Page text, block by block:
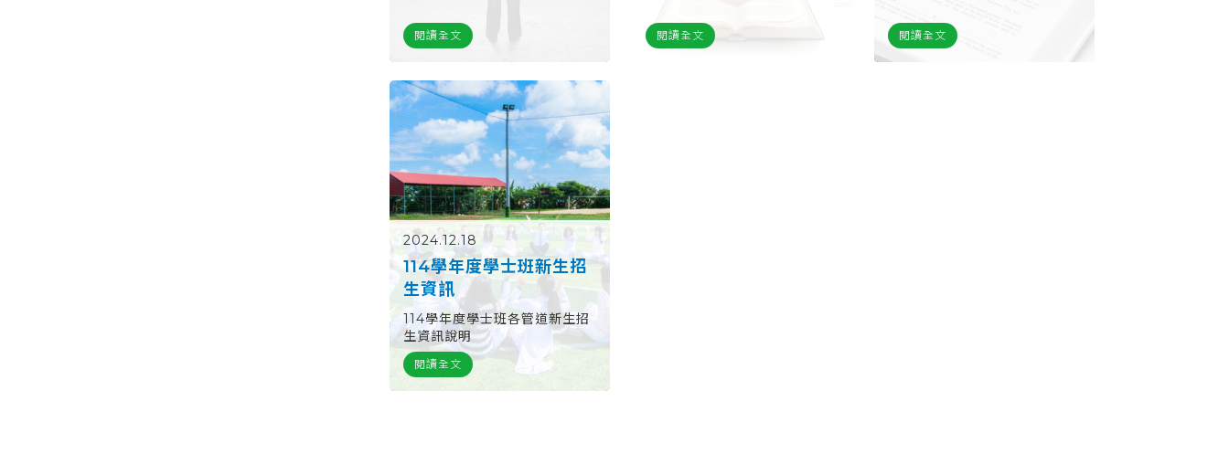
閱讀全文 閱讀全文 閱讀全文
2024.12.18
114學年度學士班新生招
生資訊
114學年度學士班各管道新生招
生資訊說明
閱讀全文